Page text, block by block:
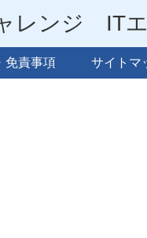
レンジ IT
免責事項 サイトマ